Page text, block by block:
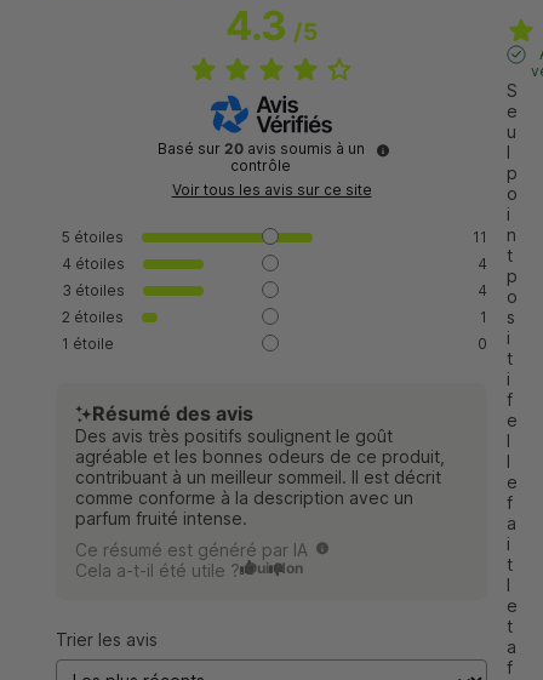
4.3/5
Basé sur 20 avis soumis à un
contrôle
Voir tous les avis sur ce site
5 étoiles
11
4 étoiles
4
3 étoiles
4
2 étoiles
1
1 étoile 0
Résumé des avis
Des avis très positifs soulignent le goût
agréable et les bonnes odeurs de ce produit,
contribuant à un meilleur sommeil. Il est décrit
comme conforme à la description avec un
parfum fruité intense.
Ce résumé est généré par IA
Cela a-t-il été utile ? Oui Non
Trier les avis
S
e
u
l
p
o
i
n
t
p
o
s
i
t
i
f
e
l
l
e
f
a
i
t
l
e
t
a
f